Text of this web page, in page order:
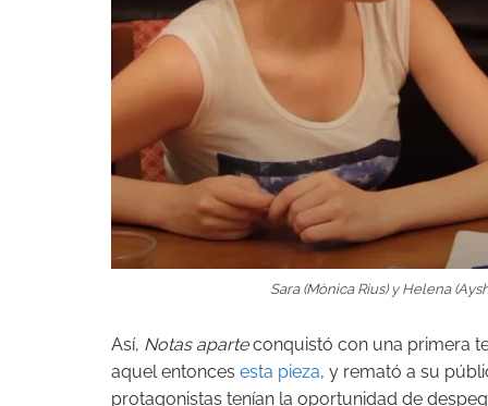
Sara (Mònica Rius) y Helena
Así, Notas aparteconquistó con una primera
aquel entonces esta pieza, y remató a su
protagonistas tenían la oportunidad de